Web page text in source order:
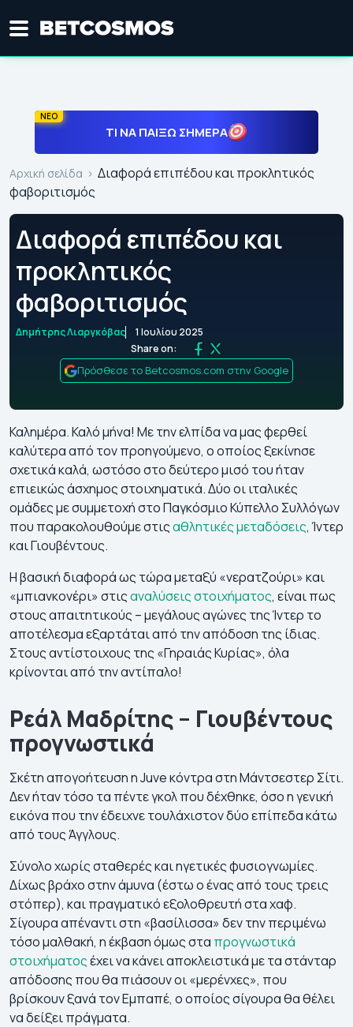
ΝΕΟ
ΤΙ ΝΑ ΠΑΊΞΩ ΣΉΜΕΡΑ
Αρχική σελίδα
Διαφορά επιπέδου και προκλητικός
φαβοριτισμός
Διαφορά επιπέδου και
προκλητικός
φαβοριτισμός
Δημήτρης Λιαργκόβας
1 Ιουλίου 2025
Share on:
Πρόσθεσε το Betcosmos.com στην Google
Καλημέρα. Καλό μήνα! Με την ελπίδα να μας φερθεί
καλύτερα από τον προηγούμενο, ο οποίος ξεκίνησε
σχετικά καλά, ωστόσο στο δεύτερο μισό του ήταν
επιεικώς άσχημος στοιχηματικά. Δύο οι ιταλικές
ομάδες με συμμετοχή στο Παγκόσμιο Κύπελλο Συλλόγων
που παρακολουθούμε στιςαθλητικές μεταδόσεις, Ίντερ
και Γιουβέντους.
Η βασική διαφορά ως τώρα μεταξύ «νερατζούρι» και
«μπιανκονέρι» στιςαναλύσεις στοιχήματος, είναι πως
στους απαιτητικούς – μεγάλους αγώνες της Ίντερ το
αποτέλεσμα εξαρτάται από την απόδοση της ίδιας.
Στους αντίστοιχους της «Γηραιάς Κυρίας», όλα
κρίνονται από την αντίπαλο!
Ρεάλ Μαδρίτης – Γιουβέντους
προγνωστικά
Σκέτη απογοήτευση η Juve κόντρα στη Μάντσεστερ Σίτι.
Δεν ήταν τόσο τα πέντε γκολ που δέχθηκε, όσο η γενική
εικόνα που την έδειχνε τουλάχιστον δύο επίπεδα κάτω
από τους Άγγλους.
Σύνολο χωρίς σταθερές και ηγετικές φυσιογνωμίες.
Δίχως βράχο στην άμυνα (έστω ο ένας από τους τρεις
στόπερ), και πραγματικό εξολοθρευτή στα χαφ.
Σίγουρα απέναντι στη «βασίλισσα» δεν την περιμένω
τόσο μαλθακή, η έκβαση όμως στα προγνωστικά
στοιχήματοςέχει να κάνει αποκλειστικά με τα στάνταρ
απόδοσης που θα πιάσουν οι «μερένχες», που
βρίσκουν ξανά τον Εμπαπέ, ο οποίος σίγουρα θα θέλει
να δείξει πράγματα.